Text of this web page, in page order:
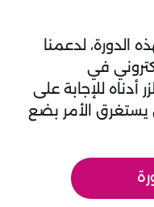
الدورة، لدعمنا
في
للإجابة على
الأمر بضع